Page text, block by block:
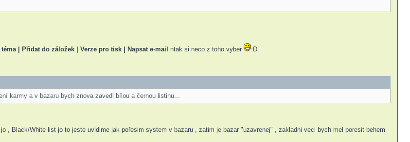
| Přidat do záložek | Verze pro tisk | Napsat e-mail ntak si neco z toho vyber :D
karmy a v bazaru bych znova zavedl bílou a černou listinu...
, Black/White list jo to jeste uvidime jak pořesim system v bazaru , zatim je bazar "uzavrenej" , zakladni veci bych mel poresit behem